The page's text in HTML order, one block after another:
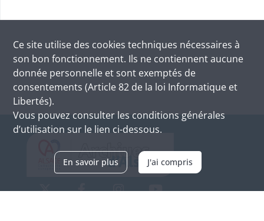
Ce site utilise des cookies techniques nécessaires à
son bon fonctionnement. Ils ne contiennent aucune
donnée personnelle et sont exemptés de
consentements (Article 82 de la loi Informatique et
Libertés).
Vous pouvez consulter les conditions générales
d’utilisation sur le lien ci-dessous.
En savoir plus J'ai compris